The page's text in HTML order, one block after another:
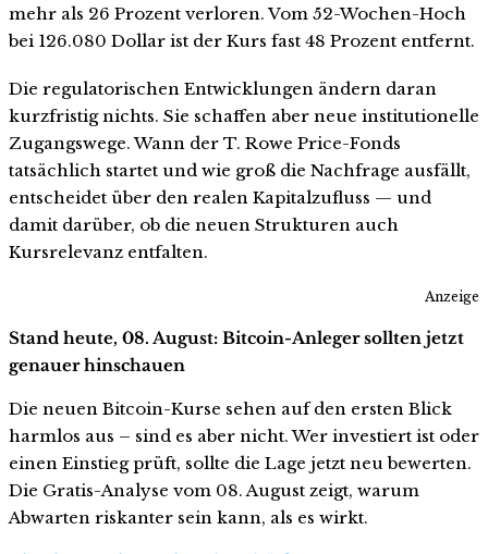
mehr als 26 Prozent verloren. Vom 52-Wochen-Hoch
bei 126.080 Dollar ist der Kurs fast 48 Prozent entfernt.
Die regulatorischen Entwicklungen ändern daran
kurzfristig nichts. Sie schaffen aber neue institutionelle
Zugangswege. Wann der T. Rowe Price-Fonds
tatsächlich startet und wie groß die Nachfrage ausfällt,
entscheidet über den realen Kapitalzufluss — und
damit darüber, ob die neuen Strukturen auch
Kursrelevanz entfalten.
Anzeige
Stand heute, 08. August: Bitcoin-Anleger sollten jetzt
genauer hinschauen
Die neuen Bitcoin-Kurse sehen auf den ersten Blick
harmlos aus – sind es aber nicht. Wer investiert ist oder
einen Einstieg prüft, sollte die Lage jetzt neu bewerten.
Die Gratis-Analyse vom 08. August zeigt, warum
Abwarten riskanter sein kann, als es wirkt.